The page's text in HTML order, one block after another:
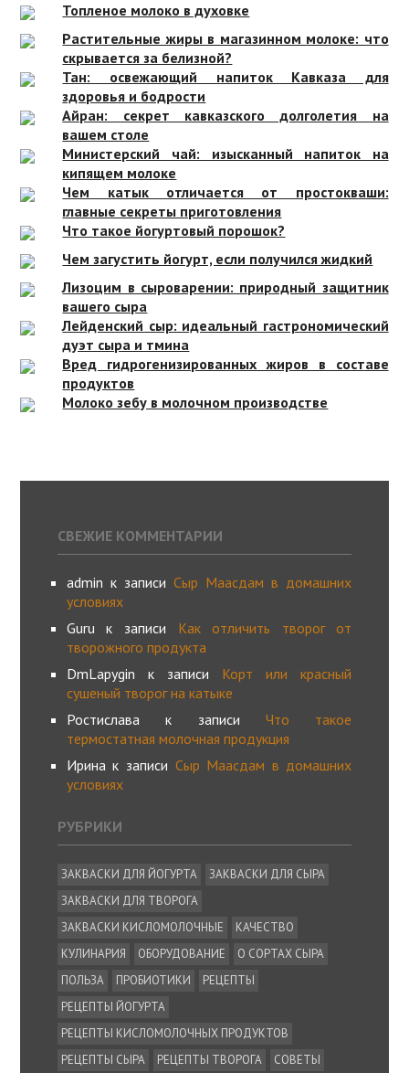
Топленое молоко в духовке
Растительные жиры в магазинном молоке: что
скрывается за белизной?
Тан: освежающий напиток Кавказа для
здоровья и бодрости
Айран: секрет кавказского долголетия на
вашем столе
Министерский чай: изысканный напиток на
кипящем молоке
Чем катык отличается от простокваши:
главные секреты приготовления
Что такое йогуртовый порошок?
Чем загустить йогурт, если получился жидкий
Лизоцим в сыроварении: природный защитник
вашего сыра
Лейденский сыр: идеальный гастрономический
дуэт сыра и тмина
Вред гидрогенизированных жиров в составе
продуктов
Молоко зебу в молочном производстве
СВЕЖИЕ КОММЕНТАРИИ
admin к записи Сыр Маасдам в домашних
условиях
Guruк записи Как отличить творог от
творожного продукта
DmLapygin к записи Корт или красный
сушеный творог на катыке
Ростиславак записи Что такое
термостатная молочная продукция
Иринак записи Сыр Маасдам в домашних
условиях
РУБРИКИ
ЗАКВАСКИ ДЛЯ ЙОГУРТА
ЗАКВАСКИ ДЛЯ СЫРА
ЗАКВАСКИ ДЛЯ ТВОРОГА
ЗАКВАСКИ КИСЛОМОЛОЧНЫЕ
КАЧЕСТВО
КУЛИНАРИЯ
ОБОРУДОВАНИЕ
О СОРТАХ СЫРА
ПОЛЬЗА
ПРОБИОТИКИ
РЕЦЕПТЫ
РЕЦЕПТЫ ЙОГУРТА
РЕЦЕПТЫ КИСЛОМОЛОЧНЫХ ПРОДУКТОВ
РЕЦЕПТЫ СЫРА
РЕЦЕПТЫ ТВОРОГА
СОВЕТЫ